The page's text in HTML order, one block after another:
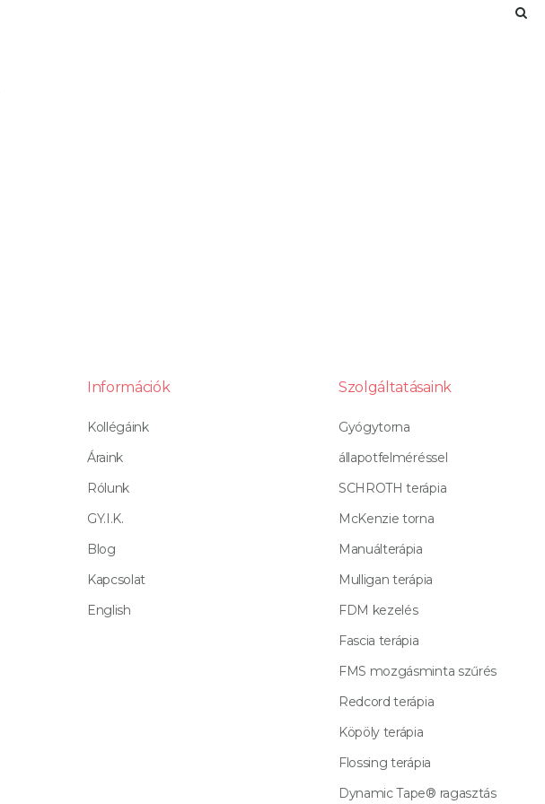
Információk
Kollégáink
Áraink
Rólunk
GY.I.K.
Blog
Kapcsolat
English
Szolgáltatásaink
Gyógytorna
állapotfelméréssel
SCHROTH terápia
McKenzie torna
Manuálterápia
Mulligan terápia
FDM kezelés
Fascia terápia
FMS mozgásminta szűrés
Redcord terápia
Köpöly terápia
Flossing terápia
Dynamic Tape® ragasztás